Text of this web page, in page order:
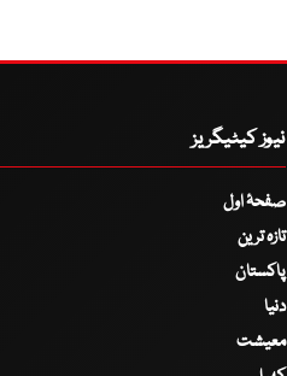
نیوز کیٹیگریز
صفحۂ اول
تازہ ترین
پاکستان
دنیا
معیشت